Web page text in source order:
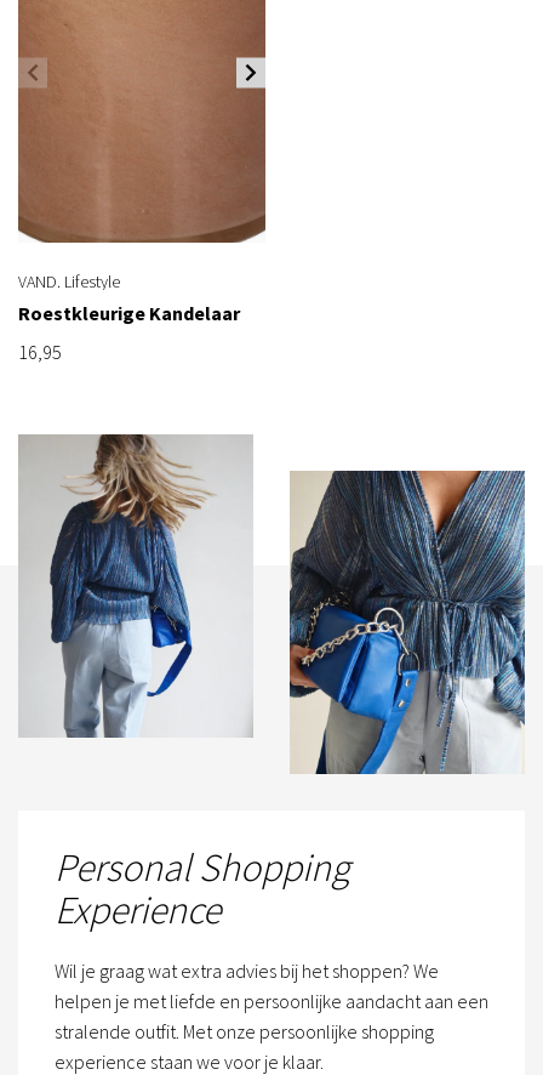
VAND. Lifestyle
Roestkleurige Kandelaar
16,95
Personal Shopping
Experience
Wil je graag wat extra advies bij het shoppen? We
helpen je met liefde en persoonlijke aandacht aan een
stralende outfit. Met onze persoonlijke shopping
experience staan we voor je klaar.